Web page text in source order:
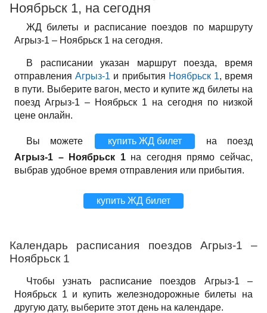
Ноябрьск 1, на сегодня
ЖД билеты и расписание поездов по маршруту
Агрыз-1 – Ноябрьск 1 на сегодня.
В расписании указан маршрут поезда, время
отправленияАгрыз-1 и прибытия Ноябрьск 1, время
в пути. Выберите вагон, место и купите жд билеты на
поезд Агрыз-1 – Ноябрьск 1 на сегодня по низкой
цене онлайн.
Вы можете купить ЖД билет
на поезд
Агрыз-1 – Ноябрьск 1на сегодня прямо сейчас,
выбрав удобное время отправления или прибытия.
купить ЖД билет
Календарь расписания поездов Агрыз-1 –
Ноябрьск 1
Чтобы узнать расписание поездов Агрыз-1 –
Ноябрьск 1 и купить железнодорожные билеты на
другую дату, выберите этот день на календаре.